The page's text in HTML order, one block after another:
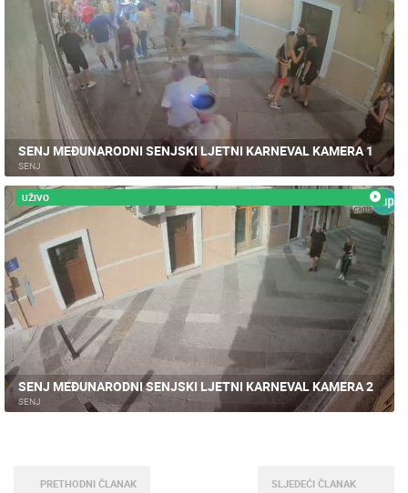
SENJ MEĐUNARODNI SENJSKI LJETNI KARNEVAL KAMERA 1
SENJ
UŽIVO
SENJ MEĐUNARODNI SENJSKI LJETNI KARNEVAL KAMERA 2
SENJ
PRETHODNI ČLANAK
SLJEDEĆI ČLANAK